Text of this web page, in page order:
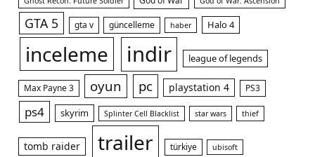
GTA 5 gta v güncelleme haber Halo 4
inceleme indir league of legends
Max Payne 3 oyun pc playstation 4 PS3
ps4 skyrim Splinter Cell Blacklist star wars thief
tomb raider trailer türkiye ubisoft